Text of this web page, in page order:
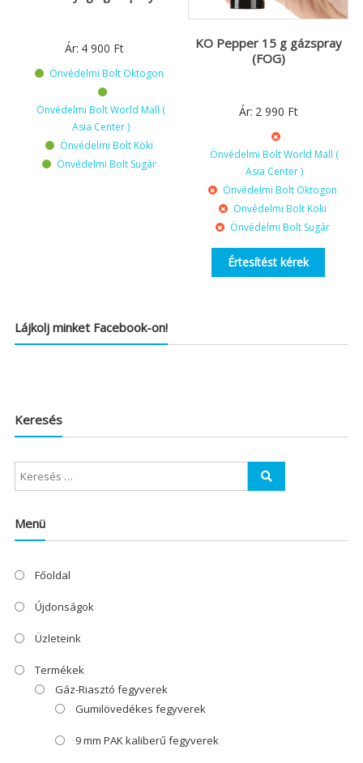
Ár: 4 900 Ft
Önvédelmi Bolt Oktogon
Önvédelmi Bolt World Mall (
Asia Center )
Önvédelmi Bolt Köki
Önvédelmi Bolt Sugár
KO Pepper 15 g gázspray
(FOG)
Ár: 2 990 Ft
Önvédelmi Bolt World Mall (
Asia Center )
Önvédelmi Bolt Oktogon
Önvédelmi Bolt Köki
Önvédelmi Bolt Sugár
Értesítést kérek
Lájkolj minket Facebook-on!
Keresés
Menü
Főoldal
Újdonságok
Üzleteink
Termékek
Gáz-Riasztó fegyverek
Gumilövedékes fegyverek
9 mm PAK kaliberű fegyverek